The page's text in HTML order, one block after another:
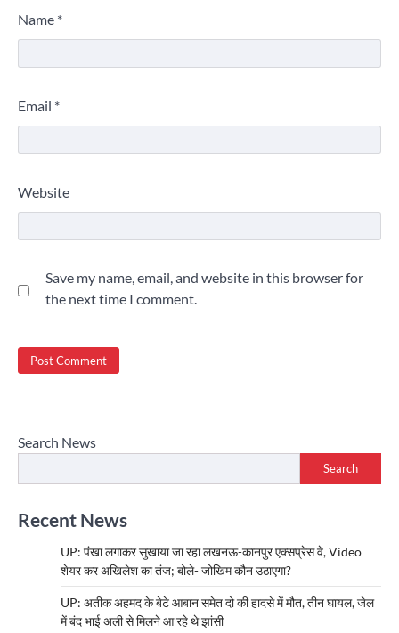
Name *
Email *
Website
Save my name, email, and website in this browser for
the next time I comment.
Search News
Search
Recent News
UP: पंखा लगाकर सुखाया जा रहा लखनऊ-कानपुर एक्सप्रेस वे, Video
शेयर कर अखिलेश का तंज; बोले- जोखिम कौन उठाएगा?
UP: अतीक अहमद के बेटे आबान समेत दो की हादसे में मौत, तीन घायल, जेल
में बंद भाई अली से मिलने आ रहे थे झांसी